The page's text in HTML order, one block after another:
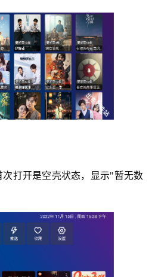
打开是空壳状态，显示"暂无数